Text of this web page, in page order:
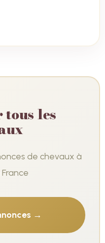
les
de chevaux à
→